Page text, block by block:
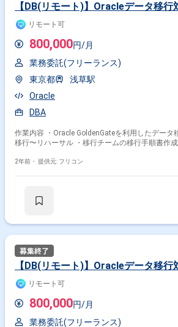
【DB(リモート)】Oracleデータ移行
リモート可
800,000円/月
業務委託(フリーランス)
東京都
浅草駅
Oracle
DBA
作業内容 ・Oracle GoldenGateを利用したデータ
移行〜リハーサル ・移行チームの移行手順書作
2年前・ 提供元: フリコン
【DB(リモート)】Oracleデータ移行
リモート可
800,000円/月
業務委託(フリーランス)